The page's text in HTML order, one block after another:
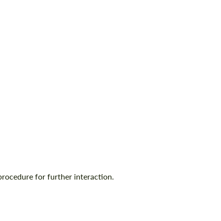
for further interaction.